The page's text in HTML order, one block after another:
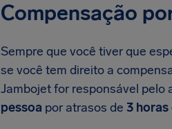
Compensação
Sempre que você tiver que
se você tem direito a
Jambojet for responsável pelo
pessoa por atrasos de 3 horas